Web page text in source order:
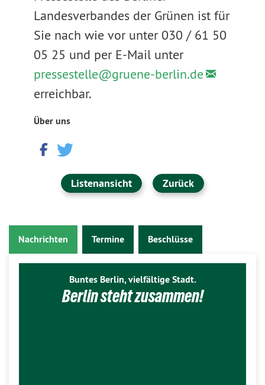
Landesverbandes der Grünen ist für
Sie nach wie vor unter 030 / 61 50
05 25 und per E-Mail unter
pressestelle@gruene-berlin.de
erreichbar.
Über uns
Listenansicht Zurück
Nachrichten Termine Beschlüsse
Buntes Berlin, vielfältige Stadt.
Berlin steht zusammen!